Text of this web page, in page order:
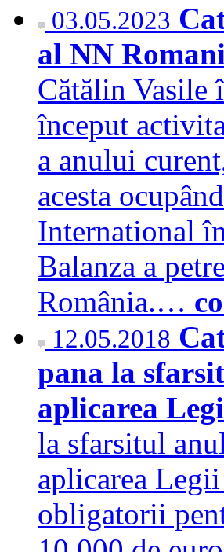
03.05.2023
al NN
Cătălin Vasile
început
a anului
acesta
International
Balanza a
România.…
12.05.2018
pana la
aplicarea
la sfarsitul
aplicarea
obligatorii